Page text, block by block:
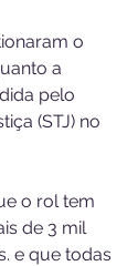
o
a
pelo
(STJ) no
o rol tem
de 3 mil
e que todas